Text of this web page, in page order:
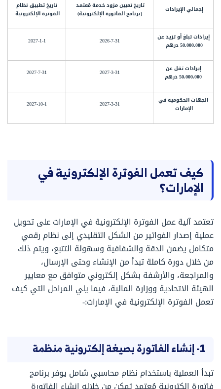
إجمالي الإيرادات
تاريخ تعيين مزود خدمة مُعتمد
(برنامج الفاتورة الإلكترونية)
تاريخ تطبيق نظام
الفوترة الإلكترونية
إيرادات تبلغ أو تزيد عن
50.000.000 درهم
2026-7-31
2027-1-1
إيرادات تقل عن
50.000.000 درهم
2027-3-31
2027-7-31
الجهات الحكومية في
الإمارات
2027-3-31
2027-10-1
كيف تعمل الفوترة الإلكترونية في
الإمارات؟
تعتمد آلية عمل الفوترة الإلكترونية في الإمارات على تحويل
عملية إصدار الفواتير من الشكل التقليدي إلى نظام رقمي
متكامل يضمن الدقة والشفافية وسهولة التتبع، ويتم ذلك
من خلال دورة كاملة تبدأ من الإنشاء وحتى الإرسال،
والمراجعة، والأرشفة بشكل إلكتروني متوافق مع معايير
الهيئة الاتحادية ووزارة المالية، فيما يلي المراحل التي كيف
تعمل الفوترة الإلكترونية في الإمارات:-
1- إنشاء الفاتورة بصيغة إلكترونية منظمة
تبدأ العملية باستخدام نظام محاسبي شامل يوفر برنامج